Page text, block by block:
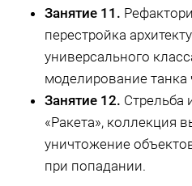
Занятие 11.
перестройка
универсального
моделирование
Занятие 12. Стрельба
«Ракета», коллекция
уничтожение
при попадании.